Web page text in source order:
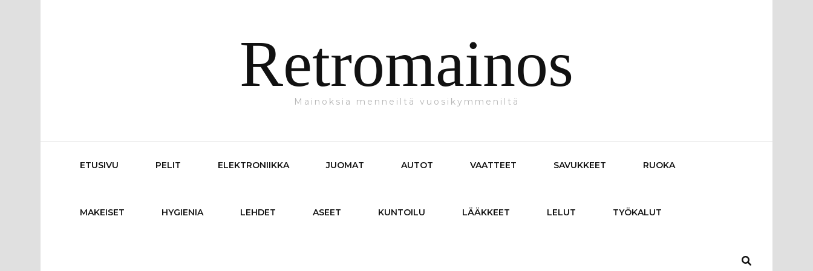
Retromainos
Mainoksia menneiltä vuosikymmeniltä
ETUSIVU PELIT ELEKTRONIIKKA JUOMAT AUTOT VAATTEET SAVUKKEET RUOKA
MAKEISET HYGIENIA LEHDET ASEET KUNTOILU LÄÄKKEET LELUT TYÖKALUT